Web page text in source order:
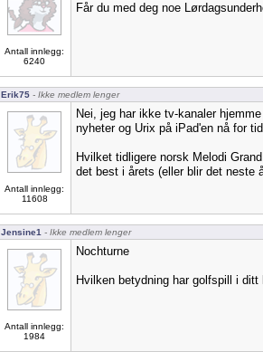
Antall innlegg:
6240
Får du med deg noe
Erik75 - Ikke medlem lenger
Antall innlegg:
11608
Nei, jeg har ikke tv-kanaler
nyheter og Urix på iPad'en nå for
Hvilket tidligere norsk Melodi
det best i årets (eller blir det neste
Jensine1 - Ikke medlem lenger
Antall innlegg:
1984
Nochturne
Hvilken betydning har golfspill i ditt